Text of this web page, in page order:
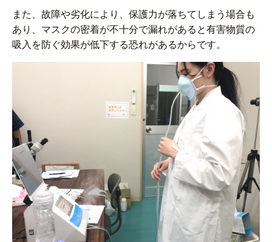
また、故障や劣化により、保護力が落ちてしまう場合も
あり、マスクの密着が不十分で漏れがあると有害物質の
吸入を防ぐ効果が低下する恐れがあるからです。